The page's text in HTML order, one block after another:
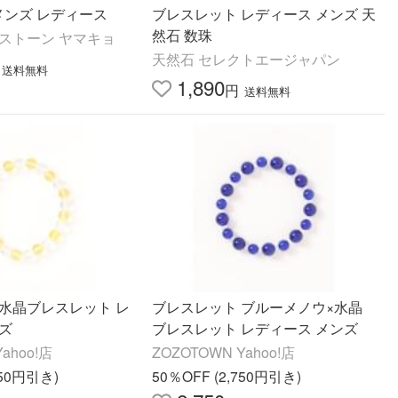
ズ レディース
トーン ヤマキョ
送料無料
ブレスレット レディース メンズ 天
然石 数珠
天然石 セレクトエージャパン
1,890円 送料無料
晶ブレスレット レ
店
円引き)
ブレスレット ブルーメノウ×水晶
ブレスレット レディース メンズ
ZOZOTOWN Yahoo!店
50％OFF (2,750円引き)